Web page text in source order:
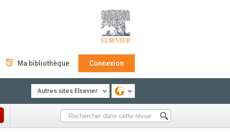
Ma bibliothèque Connexion
Autres sites Elsevier